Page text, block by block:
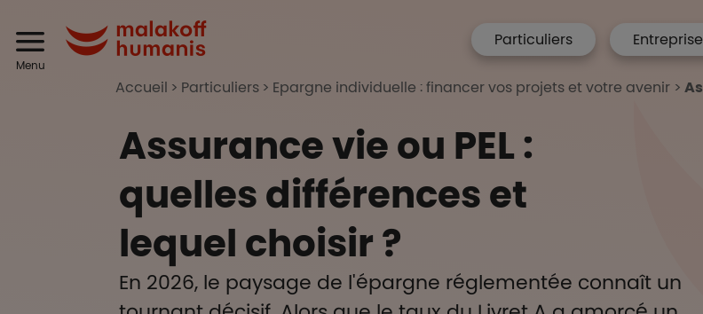
Header
Menu Malakoff Humanis Accueil
menu hp
Particuliers
Accueil Particuliers Epargne individuelle : financer vos projets et votre avenir
Assurance vie ou PEL :
quelles différences et
lequel choisir ?
En 2026, le paysage de l'épargne réglementée connaît un